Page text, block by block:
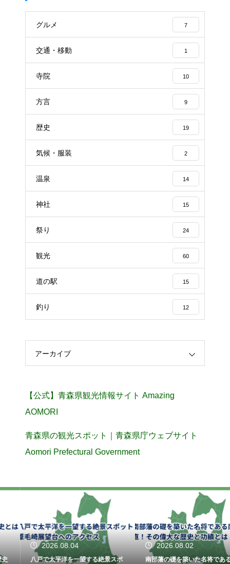
グルメ 7
交通・移動 1
寺院 10
方言 9
歴史 19
気候・服装 2
温泉 14
神社 15
祭り 24
観光 60
道の駅 15
釣り 12
アーカイブ
【公式】青森県観光情報サイト Amazing
AOMORI
青森県の観光スポット｜青森県庁ウェブサイト
Aomori Prefectural Government
2026.08.04
八戸で太平洋を一望する絶景スポ
2026.08.02
南部藩の礎を築いた名将である南